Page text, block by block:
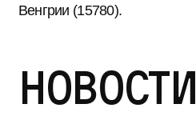
Венгрии (15780).
Новости